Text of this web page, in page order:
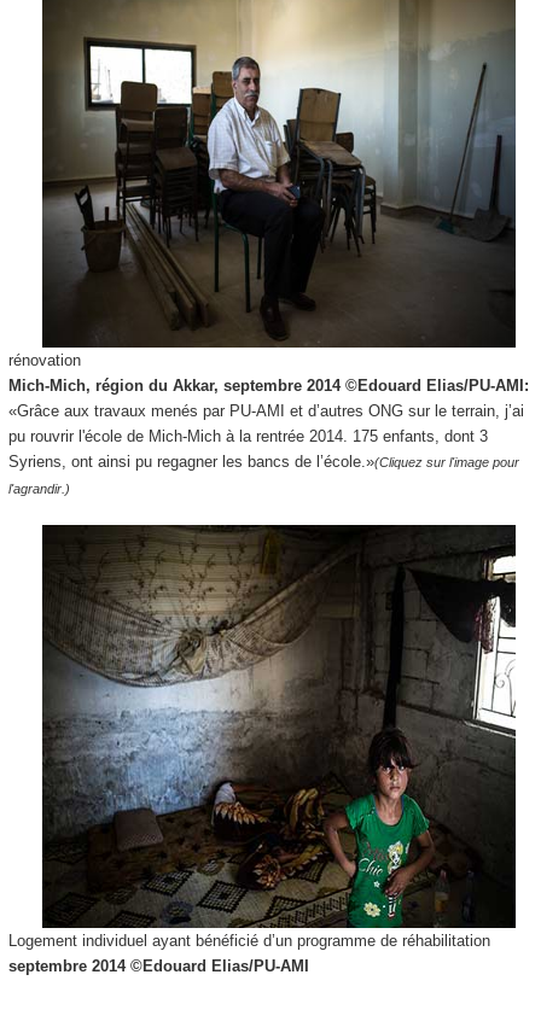
rénovation
Mich-Mich, région du Akkar, septembre 2014 ©Edouard Elias/PU-AMI:
«Grâce aux travaux menés par PU-AMI et d’autres ONG sur le terrain, j’ai
pu rouvrir l'école de Mich-Mich à la rentrée 2014. 175 enfants, dont 3
Syriens, ont ainsi pu regagner les bancs de l’école.»(Cliquez sur l'image pour
l'agrandir.)
Logement individuel ayant bénéficié d’un programme de réhabilitation
septembre 2014 ©Edouard Elias/PU-AMI